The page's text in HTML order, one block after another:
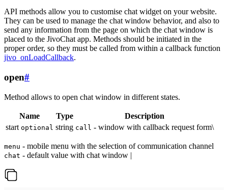
API methods allow you to customise chat widget on your website.
They can be used to manage the chat window behavior, and also to
send any information from the page on which the chat window is
placed to the JivoChat app. Methods should be initiated in the
proper order, so they must be called from within a callback function
jivo_onLoadCallback.
open#
Method allows to open chat window in different states.
Name Type
Description
start optional string call - window with callback request form\
menu - mobile menu with the selection of communication channel
chat - default value with chat window |